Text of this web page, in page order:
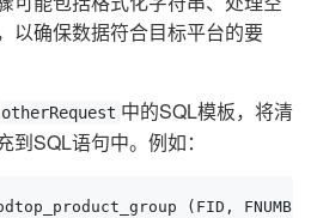
以确保数据符合目标平台的要
otherRequest 中的SQL模板，将清
SQL语句中。例如：
(FID,